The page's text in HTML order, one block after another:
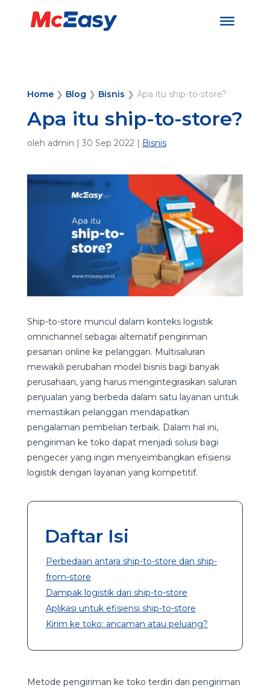
Home❯ Blog ❯ Bisnis ❯ Apa itu ship-to-store?
Apa itu ship-to-store?
oleh admin | 30 Sep 2022| Bisnis
Ship-to-store muncul dalam konteks logistik
omnichannel sebagai alternatif pengiriman
pesanan online ke pelanggan. Multisaluran
mewakili perubahan model bisnis bagi banyak
perusahaan, yang harus mengintegrasikan saluran
penjualan yang berbeda dalam satu layanan untuk
memastikan pelanggan mendapatkan
pengalaman pembelian terbaik. Dalam hal ini,
pengiriman ke toko dapat menjadi solusi bagi
pengecer yang ingin menyeimbangkan efisiensi
logistik dengan layanan yang kompetitif.
Daftar Isi
Perbedaan antara ship-to-store dan ship-
from-store
Dampak logistik dari ship-to-store
Aplikasi untuk efisiensi ship-to-store
Kirim ke toko: ancaman atau peluang?
Metode pengiriman ke toko terdiri dari pengiriman